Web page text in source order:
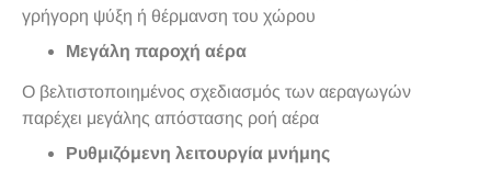
γρήγορη ψύξη ή θέρμανση του χώρου
Μεγάλη παροχή αέρα
Ο βελτιστοποιημένος σχεδιασμός των αεραγωγών
παρέχει μεγάλης απόστασης ροή αέρα
Ρυθμιζόμενη λειτουργία μνήμης